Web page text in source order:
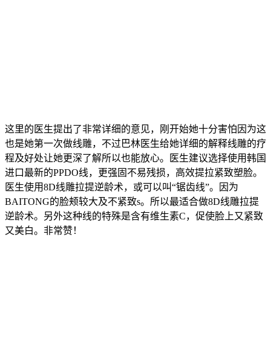
这里的医生提出了非常详细的意见，刚开始她十分害怕因为这
也是她第一次做线雕，不过巴林医生给她详细的解释线雕的疗
程及好处让她更深了解所以也能放心。医生建议选择使用韩国
进口最新的PPDO线，更强固不易残损，高效提拉紧致塑脸。
医生使用8D线雕拉提逆龄术，或可以叫“锯齿线”。因为
BAITONG的脸颊较大及不紧致s。所以最适合做8D线雕拉提
逆龄术。另外这种线的特殊是含有维生素C，促使脸上又紧致
又美白。非常赞！